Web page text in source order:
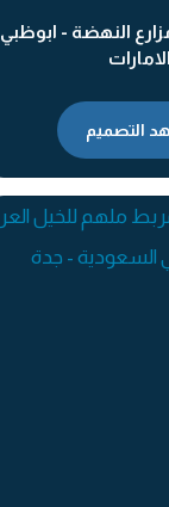
النهضة - ابوظبي
الامارات
التصميم